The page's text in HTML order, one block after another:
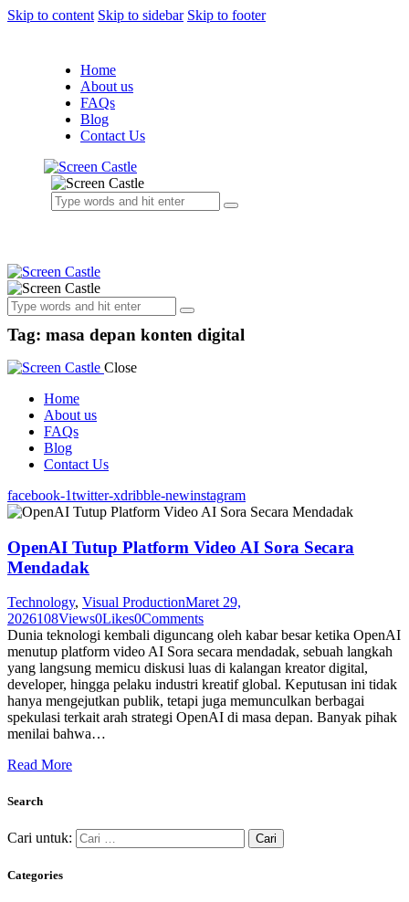
Skip to content Skip to sidebar Skip to footer
Home
About us
FAQs
Blog
Contact Us
Tag: masa depan konten digital
Close
Home
About us
FAQs
Blog
Contact Us
facebook-1twitter-xdribble-newinstagram
OpenAI Tutup Platform Video AI Sora Secara
Mendadak
Technology, Visual ProductionMaret 29,
2026108Views0Likes0Comments
Dunia teknologi kembali diguncang oleh kabar besar ketika OpenAI
menutup platform video AI Sora secara mendadak, sebuah langkah
yang langsung memicu diskusi luas di kalangan kreator digital,
developer, hingga pelaku industri kreatif global. Keputusan ini tidak
hanya mengejutkan publik, tetapi juga memunculkan berbagai
spekulasi terkait arah strategi OpenAI di masa depan. Banyak pihak
menilai bahwa…
Read More
Search
Cari untuk:
Categories